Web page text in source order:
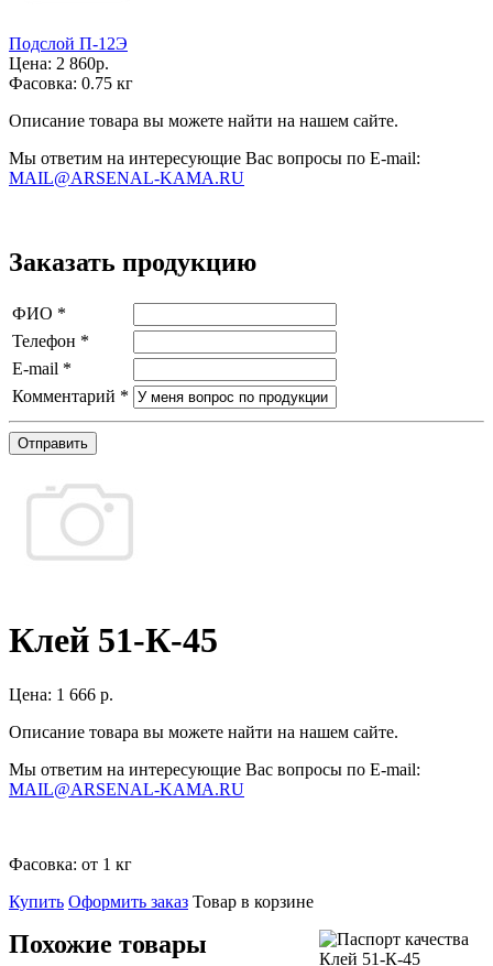
Подслой П-12Э
Цена: 2 860р.
Фасовка: 0.75 кг
Описание товара вы можете найти на нашем сайте.
Мы ответим на интересующие Вас вопросы по E-mail:
MAIL@ARSENAL-KAMA.RU
Заказать продукцию
ФИО *
Телефон *
E-mail *
Комментарий *
Отправить
Клей 51-К-45
Цена: 1 666 р.
Описание товара вы можете найти на нашем сайте.
Мы ответим на интересующие Вас вопросы по E-mail:
MAIL@ARSENAL-KAMA.RU
Фасовка: от 1 кг
Купить Оформить заказ Товар в корзине
Похожие товары